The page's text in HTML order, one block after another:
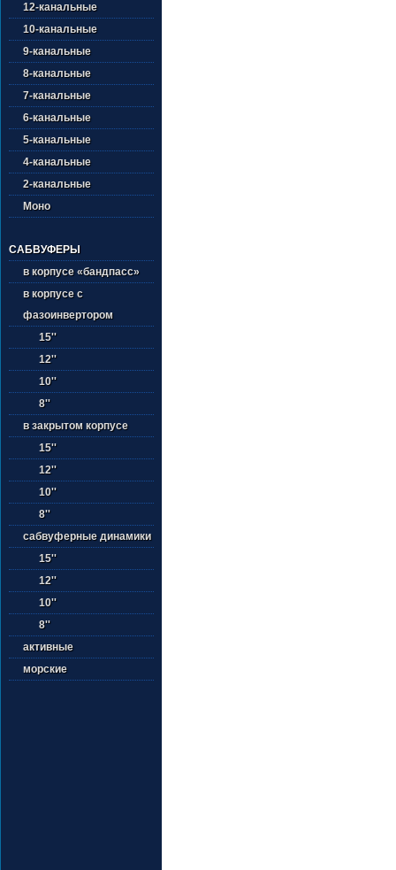
12-канальные
10-канальные
9-канальные
8-канальные
7-канальные
6-канальные
5-канальные
4-канальные
2-канальные
Моно
САБВУФЕРЫ
в корпусе «бандпасс»
в корпусе с
фазоинвертором
15''
12''
10''
8''
в закрытом корпусе
15''
12''
10''
8''
сабвуферные динамики
15''
12''
10''
8''
активные
морские